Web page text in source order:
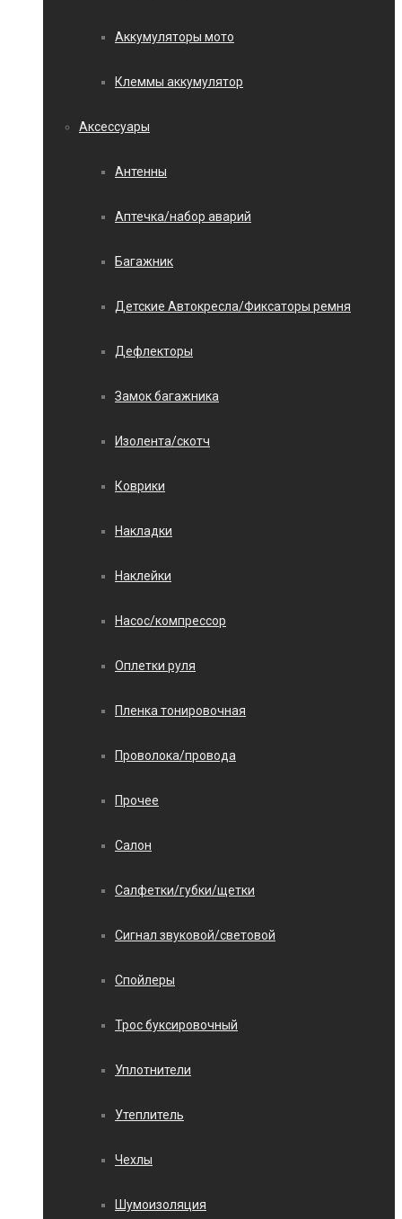
Аккумуляторы мото
Клеммы аккумулятор
Аксессуары
Антенны
Аптечка/набор аварий
Багажник
Детские Автокресла/Фиксаторы ремня
Дефлекторы
Замок багажника
Изолента/скотч
Коврики
Накладки
Наклейки
Насос/компрессор
Оплетки руля
Пленка тонировочная
Проволока/провода
Прочее
Салон
Салфетки/губки/щетки
Сигнал звуковой/световой
Спойлеры
Трос буксировочный
Уплотнители
Утеплитель
Чехлы
Шумоизоляция